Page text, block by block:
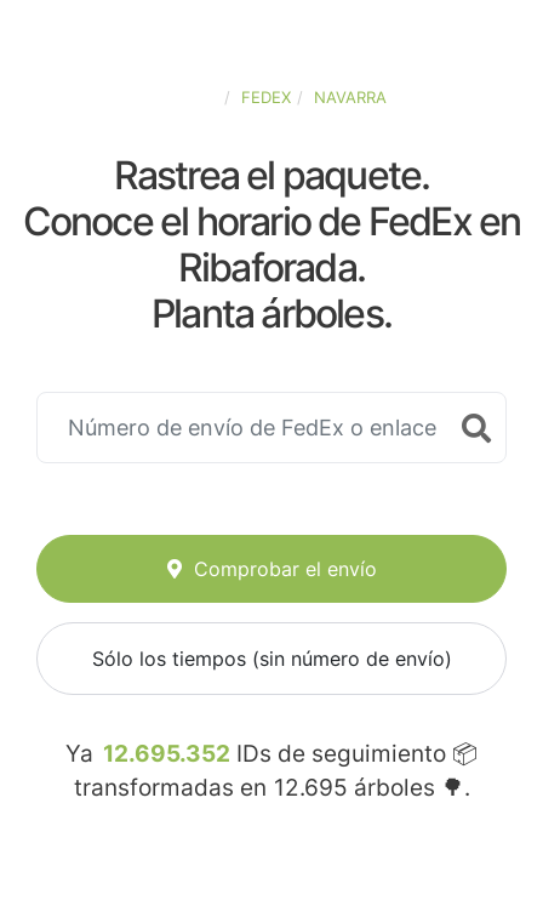
FEDEX NAVARRA
Rastrea el paquete.
Conoce el horario de FedEx en
Ribaforada.
Planta árboles.
Comprobar el envío
Sólo los tiempos (sin número de envío)
Ya 12.695.352 IDs de seguimiento 📦
transformadas en 12.695 árboles 🌳.